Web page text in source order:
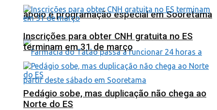
apoio e programação especial em Sooretama
Inscrições para obter CNH gratuita no ES
terminam em 31 de março
Pedágio sobe, mas duplicação não chega ao
Norte do ES